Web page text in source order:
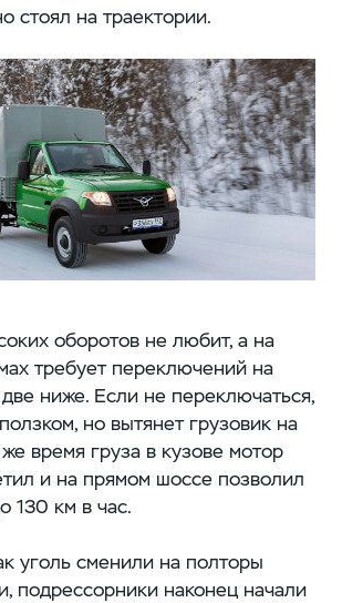
стоял на траектории.
оборотов не любит, а на
требует переключений на
ниже. Если не переключаться,
но вытянет грузовик на
время груза в кузове мотор
и на прямом шоссе позволил
130 км в час.
уголь сменили на полторы
подрессорники наконец начали